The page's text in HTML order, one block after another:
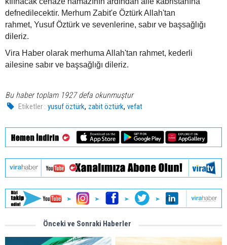
defnedilecektir. Merhum Zabit'e Öztürk Allah'tan
rahmet, Yusuf Öztürk ve sevenlerine, sabır ve başsağlığı
dileriz.
Vira Haber olarak merhuma Allah'tan rahmet, kederli
ailesine sabır ve başsağlığı dileriz.
Bu haber toplam 1927 defa okunmuştur
Etiketler : yusuf öztürk, zabit öztürk,vefat
Önceki ve Sonraki Haberler